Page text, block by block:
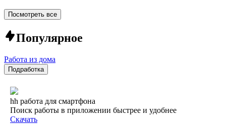
Посмотреть все
Популярное
Работа из дома
Подработка
hh работа для смартфона
Поиск работы в приложении быстрее и удобнее
Скачать